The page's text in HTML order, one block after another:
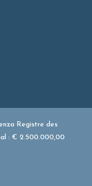
Registre des
: € 2.500.000,00